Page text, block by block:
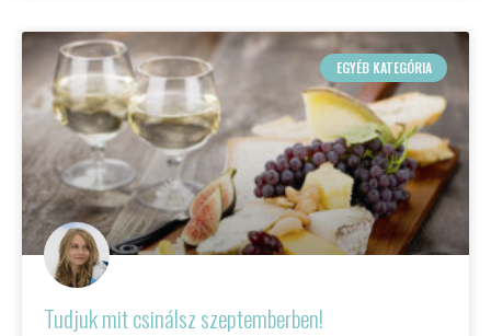
EGYÉB KATEGÓRIA
Tudjuk mit csinálsz szeptemberben!